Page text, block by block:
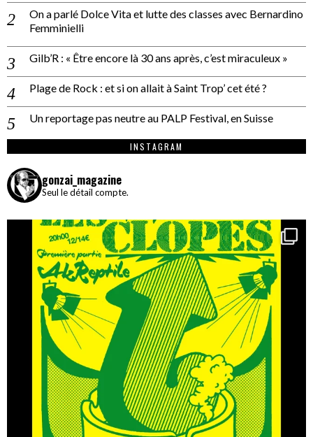
On a parlé Dolce Vita et lutte des classes avec Bernardino
Femminielli
Gilb’R : « Être encore là 30 ans après, c’est miraculeux »
Plage de Rock : et si on allait à Saint Trop’ cet été ?
Un reportage pas neutre au PALP Festival, en Suisse
INSTAGRAM
gonzai_magazine
Seul le détail compte.